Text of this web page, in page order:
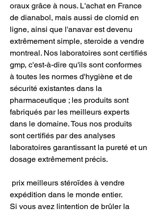
oraux grâce à nous. L'achat en France
de dianabol, mais aussi de clomid en
ligne, ainsi que l'anavar est devenu
extrêmement simple, steroide a vendre
montreal. Nos laboratoires sont certifiés
gmp, c'est-à-dire qu'ils sont conformes
à toutes les normes d'hygiène et de
sécurité existantes dans la
pharmaceutique ; les produits sont
fabriqués par les meilleurs experts
dans le domaine. Tous nos produits
sont certifiés par des analyses
laboratoires garantissant la pureté et un
dosage extrêmement précis.
expédition dans le monde entier.
Si vous avez lintention de brûler la